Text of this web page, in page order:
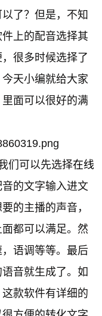
了？但是，不知
上的配音选择其
很多时候选择了
天小编就给大家
里面可以很好的满
们可以先选择在线
的文字输入进文
的主播的声音，
都可以满足。然
语调等等。最后
音就生成了。如
款软件有详细的